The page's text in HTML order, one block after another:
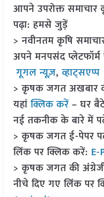
आपने उपरोक्त
पढ़ा: हमसे जुड़ें
> नवीनतम कृषि
अपने मनपसंद
गूगल न्यूज़,व्हाट्सएप्प
> कृषक जगत अखबार
यहांक्लिक करें– घर
नई तकनीक के बारे में
> कृषक जगत ई-पेपर
लिंक पर क्लिक करें:
> कृषक जगत की
नीचे दिए गए लिंक पर